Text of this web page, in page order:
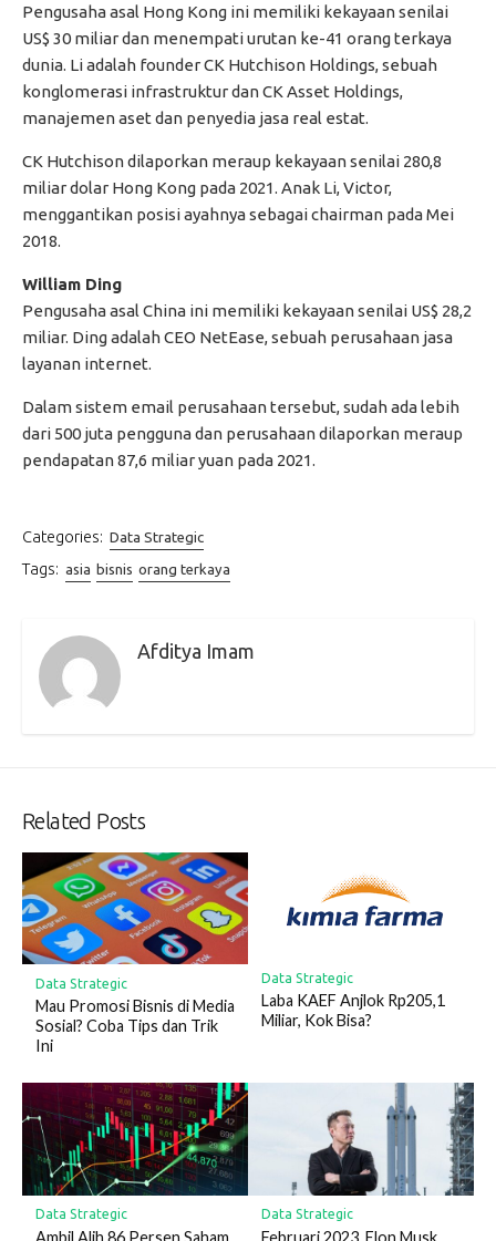
Pengusaha asal Hong Kong ini memiliki kekayaan senilai
US$ 30 miliar dan menempati urutan ke-41 orang terkaya
dunia. Li adalah founder CK Hutchison Holdings, sebuah
konglomerasi infrastruktur dan CK Asset Holdings,
manajemen aset dan penyedia jasa real estat.
CK Hutchison dilaporkan meraup kekayaan senilai 280,8
miliar dolar Hong Kong pada 2021. Anak Li, Victor,
menggantikan posisi ayahnya sebagai chairman pada Mei
2018.
William Ding
Pengusaha asal China ini memiliki kekayaan senilai US$ 28,2
miliar. Ding adalah CEO NetEase, sebuah perusahaan jasa
layanan internet.
Dalam sistem email perusahaan tersebut, sudah ada lebih
dari 500 juta pengguna dan perusahaan dilaporkan meraup
pendapatan 87,6 miliar yuan pada 2021.
Categories: Data Strategic
Tags: asia bisnis orang terkaya
Afditya Imam
Related Posts
Data Strategic
Mau Promosi Bisnis di Media
Sosial? Coba Tips dan Trik
Ini
Data Strategic
Laba KAEF Anjlok Rp205,1
Miliar, Kok Bisa?
Data Strategic
Ambil Alih 86 Persen Saham
Data Strategic
Februari 2023, Elon Musk